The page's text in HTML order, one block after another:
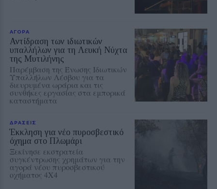
ΑΓΟΡΑ
Αντίδραση των ιδιωτικών
υπαλλήλων για τη Λευκή Νύχτα
της Μυτιλήνης
Παρέμβαση της Ένωσης Ιδιωτικών
Υπαλλήλων Λέσβου για τα
διευρυμένα ωράρια και τις
συνθήκες εργασίας στα εμπορικά
καταστήματα
ΔΡΑΣΕΙΣ
Έκκληση για νέο πυροσβεστικό
όχημα στο Πλωμάρι
Ξεκίνησε εκστρατεία
συγκέντρωσης χρημάτων για την
αγορά νέου πυροσβεστικού
οχήματος 4Χ4